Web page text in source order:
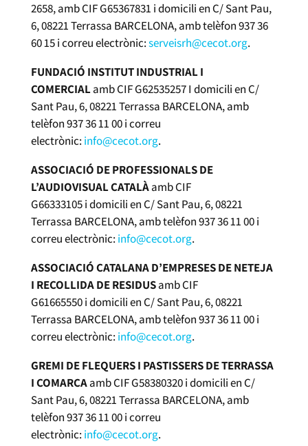
2658, amb CIF G65367831 i domicili en C/ Sant Pau,
6, 08221 Terrassa BARCELONA, amb telèfon 937 36
60 15 i correu electrònic:serveisrh@cecot.org.
FUNDACIÓ INSTITUT INDUSTRIAL I
COMERCIALamb CIF G62535257 I domicili en C/
Sant Pau, 6, 08221 Terrassa BARCELONA, amb
telèfon 937 36 11 00 i correu
electrònic:info@cecot.org.
ASSOCIACIÓ DE PROFESSIONALS DE
L’AUDIOVISUAL CATALÀamb CIF
G66333105 i domicili en C/ Sant Pau, 6, 08221
Terrassa BARCELONA, amb telèfon 937 36 11 00 i
correu electrònic:info@cecot.org.
ASSOCIACIÓ CATALANA D’EMPRESES DE NETEJA
I RECOLLIDA DE RESIDUSamb CIF
G61665550 i domicili en C/ Sant Pau, 6, 08221
Terrassa BARCELONA, amb telèfon 937 36 11 00 i
correu electrònic:info@cecot.org.
GREMI DE FLEQUERS I PASTISSERS DE TERRASSA
I COMARCAamb CIF G58380320 i domicili en C/
Sant Pau, 6, 08221 Terrassa BARCELONA, amb
telèfon 937 36 11 00 i correu
electrònic:info@cecot.org.